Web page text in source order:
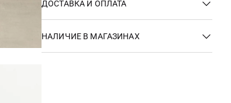
ДОСТАВКА И ОПЛАТА
НАЛИЧИЕ В МАГАЗИНАХ